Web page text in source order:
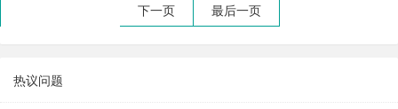
下一页
最后一页
热议问题